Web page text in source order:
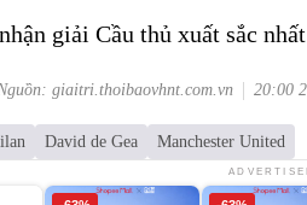
giải Cầu thủ xuất sắc
giaitri.thoibaovhnt.com.vn 20:00
David de Gea Manchester United